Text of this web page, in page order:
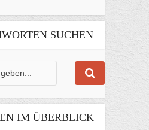
SUCHEN
IM ÜBERBLICK